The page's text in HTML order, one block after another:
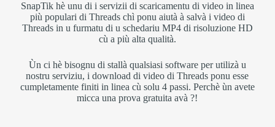
SnapTik hè unu di i servizii di scaricamentu di video in linea
più populari di Threads chì ponu aiutà à salvà i video di
Threads in u furmatu di u schedariu MP4 di risoluzione HD
cù a più alta qualità.
Ùn ci hè bisognu di stallà qualsiasi software per utilizà u
nostru serviziu, i download di video di Threads ponu esse
cumpletamente finiti in linea cù solu 4 passi. Perchè ùn avete
micca una prova gratuita avà ?!